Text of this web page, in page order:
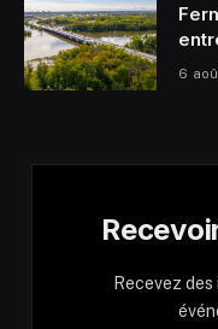
6
Recevez